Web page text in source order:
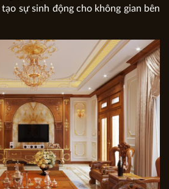
sự sinh động cho không gian bên